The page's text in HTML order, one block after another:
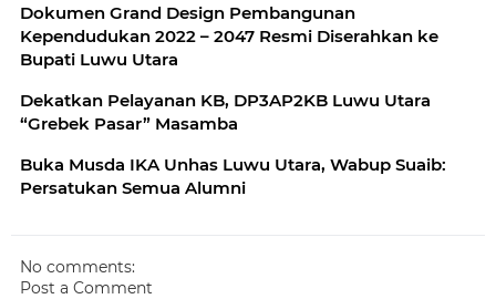
Dokumen Grand Design Pembangunan
Kependudukan 2022 – 2047 Resmi Diserahkan ke
Bupati Luwu Utara
Dekatkan Pelayanan KB, DP3AP2KB Luwu Utara
“Grebek Pasar” Masamba
Buka Musda IKA Unhas Luwu Utara, Wabup Suaib:
Persatukan Semua Alumni
No comments:
Post a Comment